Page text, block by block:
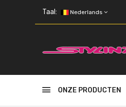
Taal: Nederlands
ONZE PRODUCTEN